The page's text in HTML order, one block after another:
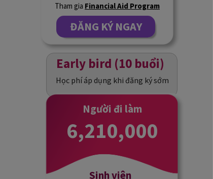
Học phí áp dụng khi đăng ký sớm
Early bird (10 buổi)
Sinh viên
6,210,000
Người đi làm
ĐĂNG KÝ NGAY
Tham gia Financial Aid Program